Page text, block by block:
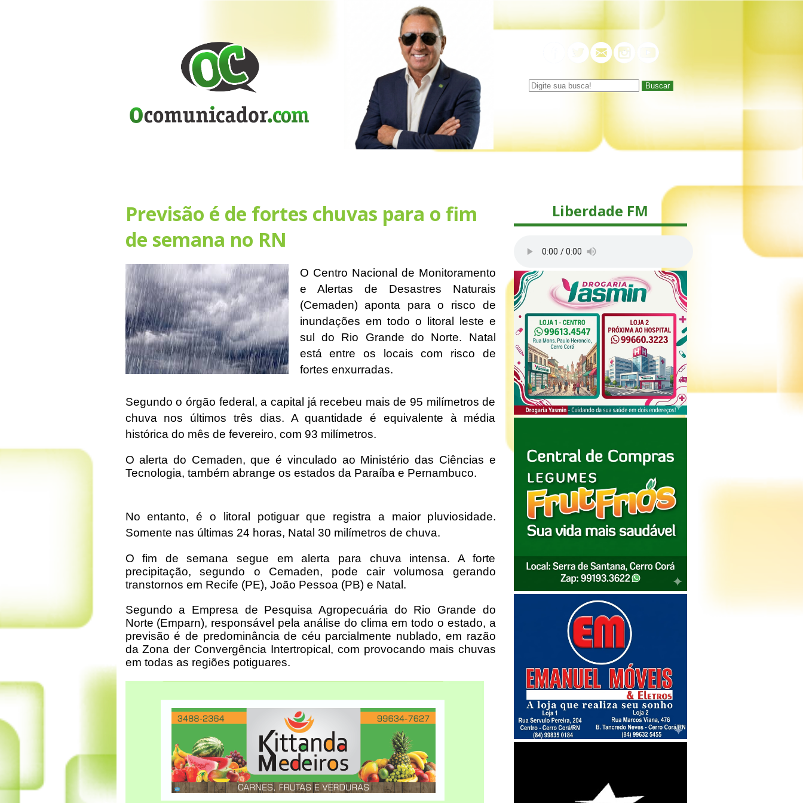
Buscar
Previsão é de fortes chuvas para o fim
de semana no RN
O Centro Nacional de Monitoramento
e Alertas de Desastres Naturais
(Cemaden) aponta para o risco de
inundações em todo o litoral leste e
sul do Rio Grande do Norte. Natal
está entre os locais com risco de
fortes enxurradas.
Segundo o órgão federal, a capital já recebeu mais de 95 milímetros de
chuva nos últimos três dias. A quantidade é equivalente à média
histórica do mês de fevereiro, com 93 milímetros.
O alerta do Cemaden, que é vinculado ao Ministério das Ciências e
Tecnologia, também abrange os estados da Paraíba e Pernambuco.
No entanto, é o litoral potiguar que registra a maior pluviosidade.
Somente nas últimas 24 horas, Natal 30 milímetros de chuva.
O fim de semana segue em alerta para chuva intensa. A forte
precipitação, segundo o Cemaden, pode cair volumosa gerando
transtornos em Recife (PE), João Pessoa (PB) e Natal.
Segundo a Empresa de Pesquisa Agropecuária do Rio Grande do
Norte (Emparn), responsável pela análise do clima em todo o estado, a
previsão é de predominância de céu parcialmente nublado, em razão
da Zona der Convergência Intertropical, com provocando mais chuvas
em todas as regiões potiguares.
Liberdade FM